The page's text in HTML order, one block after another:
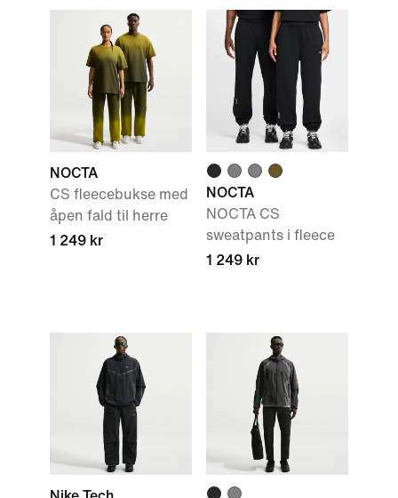
NOCTA
CS fleecebukse med
åpen fald til herre
1 249 kr
NOCTA
NOCTA CS
sweatpants i fleece
1 249 kr